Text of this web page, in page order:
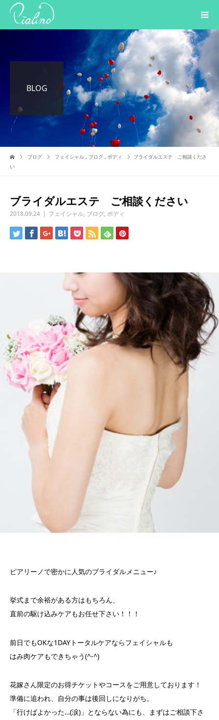
BLOG
ブログ フェイシャル , ブログ , ボディ
ブライダルエステ ご相談くださ
い
ブライダルエステ ご相談ください
2018.09.24 フェイシャル, ブログ, ボディ
ピアリーノで密かに人気のブライダルメニュー♪
挙式まで余裕がある方はもちろん、
直前の駆け込みケアもお任せ下さい！！！
前日でもOKな1DAYトータルケアならフェイシャルも
はみ肉ケアもできちゃう(^-^)
花嫁さん限定のお得チケットやコースをご用意しております！
準備に追われ、自分の事は後回しになりがち。
「行けばよかった…(涙)」とならない為にも、まずはご相談下さ